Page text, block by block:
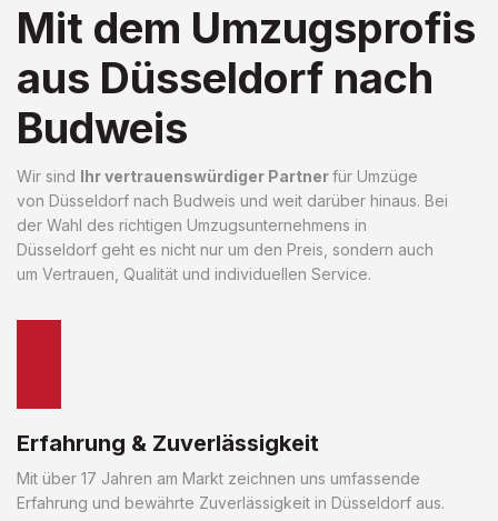
Mit dem Umzugsprofis
aus Düsseldorf nach
Budweis
Wir sind Ihr vertrauenswürdiger Partnerfür Umzüge
von Düsseldorf nach Budweis und weit darüber hinaus. Bei
der Wahl des richtigen Umzugsunternehmens in
Düsseldorf geht es nicht nur um den Preis, sondern auch
um Vertrauen, Qualität und individuellen Service.
Erfahrung & Zuverlässigkeit
Mit über 17 Jahren am Markt zeichnen uns umfassende
Erfahrung und bewährte Zuverlässigkeit in Düsseldorf aus.